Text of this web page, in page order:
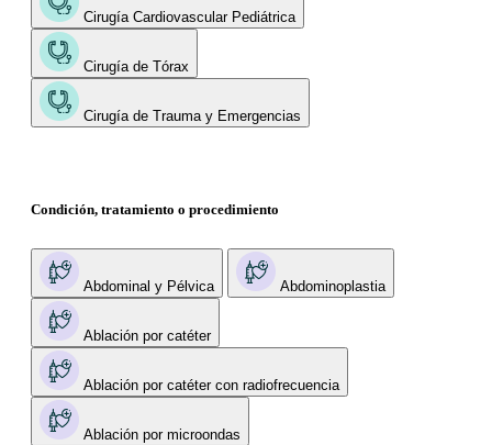
Cirugía Cardiovascular Pediátrica
Cirugía de Tórax
Cirugía de Trauma y Emergencias
Condición, tratamiento o procedimiento
Abdominal y Pélvica Abdominoplastia
Ablación por catéter
Ablación por catéter con radiofrecuencia
Ablación por microondas